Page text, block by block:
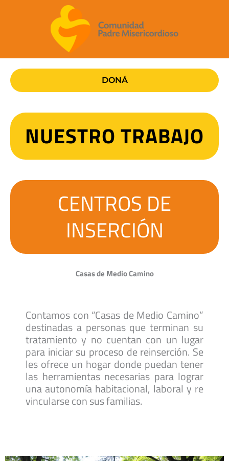
DONÁ
NUESTRO TRABAJO
CENTROS DE
INSERCIÓN
Casas de Medio Camino
Contamos con “Casas de Medio Camino”
destinadas a personas que terminan su
tratamiento y no cuentan con un lugar
para iniciar su proceso de reinserción. Se
les ofrece un hogar donde puedan tener
las herramientas necesarias para lograr
una autonomía habitacional, laboral y re
vincularse con sus familias.